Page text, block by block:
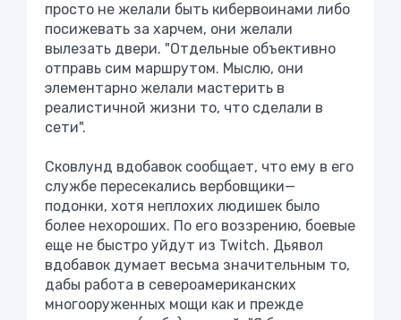
просто не желали быть кибервоинами либо
посижевать за харчем, они желали
вылезать двери. "Отдельные объективно
отправь сим маршрутом. Мыслю, они
элементарно желали мастерить в
реалистичной жизни то, что сделали в
сети".
Сковлунд вдобавок сообщает, что ему в его
службе пересекались вербовщики—
подонки, хотя неплохих людишек было
более нехороших. По его воззрению, боевые
еще не быстро уйдут из Twitch. Дьявол
вдобавок думает весьма значительным то,
дабы работа в североамериканских
многооруженных мощи как и прежде